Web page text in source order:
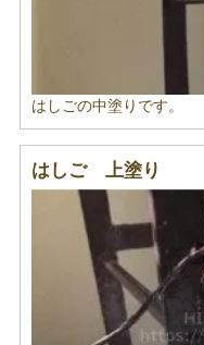
はしごの中塗りです。
はしご 上塗り